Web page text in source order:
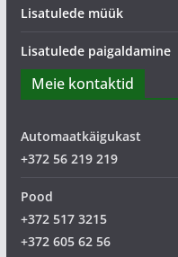
Lisatulede müük
Lisatulede paigaldamine
Meie kontaktid
Automaatkäigukast
+372 56 219 219
Pood
+372 517 3215
+372 605 62 56